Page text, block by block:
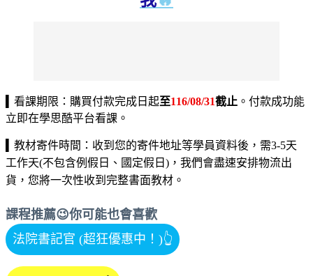
看課期限：購買付款完成日起至116/08/31截止 。付款成功能
立即在學思酷平台看課。
教材寄件時間：收到您的寄件地址等學員資料後，需3-5天
工作天(不包含例假日、國定假日)，我們會盡速安排物流出
貨，您將一次性收到完整書面教材。
課程推薦😉你可能也會喜歡
法院書記官 (超狂優惠中！)👆